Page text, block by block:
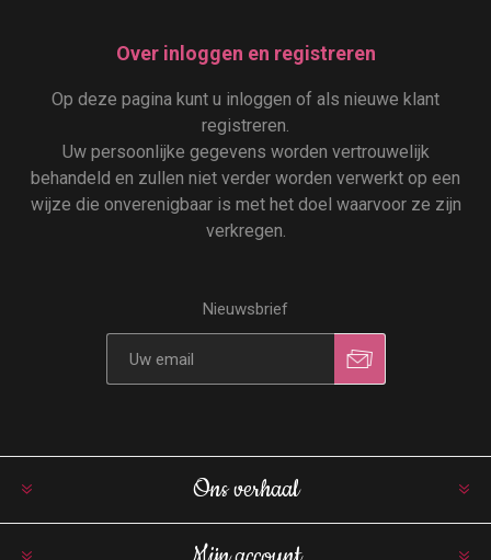
Over inloggen en registreren
Op deze pagina kunt u inloggen of als nieuwe klant
registreren.
Uw persoonlijke gegevens worden vertrouwelijk
behandeld en zullen niet verder worden verwerkt op een
wijze die onverenigbaar is met het doel waarvoor ze zijn
verkregen.
Nieuwsbrief
Ons verhaal